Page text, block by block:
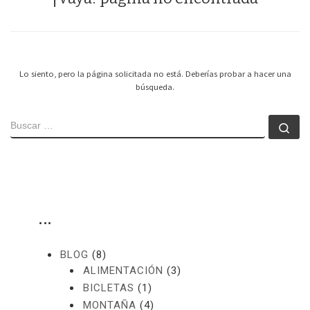
Lo siento, pero la página solicitada no está. Deberías probar a hacer una
búsqueda.
…
BLOG (8)
ALIMENTACIÓN (3)
BICLETAS (1)
MONTAÑA (4)